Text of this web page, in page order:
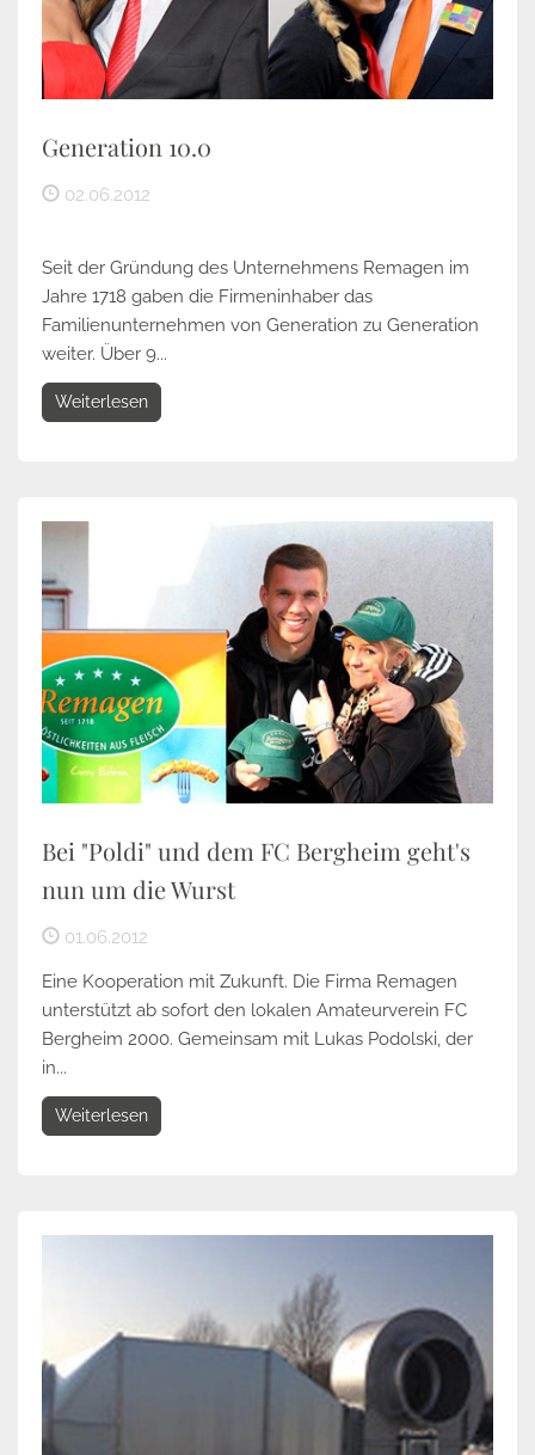
Generation 10.0
02.06.2012
Seit der Gründung des Unternehmens Remagen im
Jahre 1718 gaben die Firmeninhaber das
Familienunternehmen von Generation zu Generation
weiter. Über 9...
Weiterlesen
Bei "Poldi" und dem FC Bergheim geht's
nun um die Wurst
01.06.2012
Eine Kooperation mit Zukunft. Die Firma Remagen
unterstützt ab sofort den lokalen Amateurverein FC
Bergheim 2000. Gemeinsam mit Lukas Podolski, der
in...
Weiterlesen